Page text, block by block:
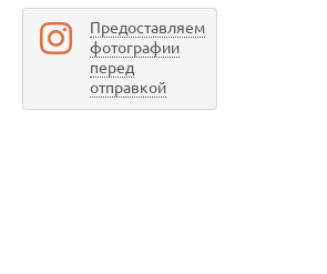
Предоставляем
фотографии
перед
отправкой